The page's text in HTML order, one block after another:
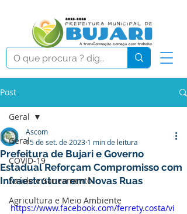
Post
Geral
COVID-19
Saúde e Saneamento
Agricultura e Meio Ambiente
Geral
Prefeitura de Bujari e Governo
Estadual Reforçam Compromisso com
Infraestrutura em Novas Ruas
Ascom
15 de set. de 2023 1 min de leitura
https://www.facebook.com/ferrety.costa/vi